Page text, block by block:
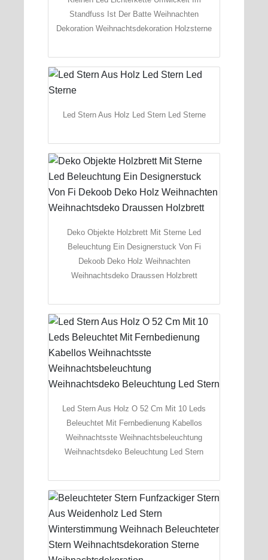
Standfuss Ist Der Batte Weihnachten
Dekoration Weihnachtsdekoration Holzsterne
Led Stern Aus Holz Led Stern Led Sterne
Deko Objekte Holzbrett Mit Sterne Led
Beleuchtung Ein Designerstuck Von Fi
Dekoob Deko Holz Weihnachten
Weihnachtsdeko Draussen Holzbrett
Led Stern Aus Holz O 52 Cm Mit 10 Leds
Beleuchtet Mit Fernbedienung Kabellos
Weihnachtsste Weihnachtsbeleuchtung
Weihnachtsdeko Beleuchtung Led Stern